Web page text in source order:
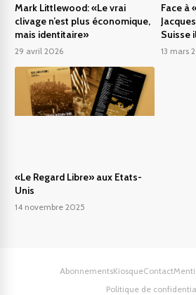
Mark Littlewood: «Le vrai
clivage n’est plus économique,
mais identitaire»
29 avril 2026
Face à
Suisse
13 mars
«Le Regard Libre» aux Etats-
Unis
14 novembre 2025
AbonnementsKiosqueContact
Politique de